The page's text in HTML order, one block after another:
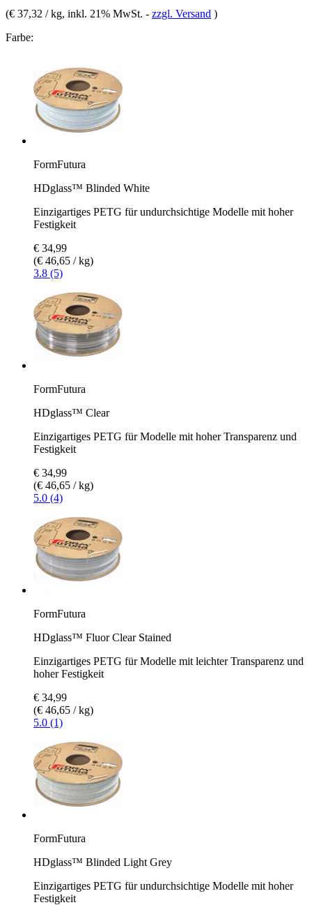
(€ 37,32 / kg, inkl. 21% MwSt. - zzgl. Versand )
Farbe:
FormFutura
HDglass™ Blinded White
Einzigartiges PETG für undurchsichtige Modelle mit hoher
Festigkeit
€ 34,99
(€ 46,65 / kg)
3.8 (5)
FormFutura
HDglass™ Clear
Einzigartiges PETG für Modelle mit hoher Transparenz und
Festigkeit
€ 34,99
(€ 46,65 / kg)
5.0 (4)
FormFutura
HDglass™ Fluor Clear Stained
Einzigartiges PETG für Modelle mit leichter Transparenz und
hoher Festigkeit
€ 34,99
(€ 46,65 / kg)
5.0 (1)
FormFutura
HDglass™ Blinded Light Grey
Einzigartiges PETG für undurchsichtige Modelle mit hoher
Festigkeit